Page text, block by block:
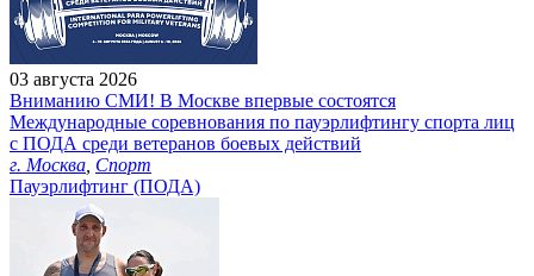
03 августа 2026
Вниманию СМИ! В Москве впервые состоятся
Международные соревнования по пауэрлифтингу спорта лиц
с ПОДА среди ветеранов боевых действий
г. Москва Спорт
Пауэрлифтинг (ПОДА)